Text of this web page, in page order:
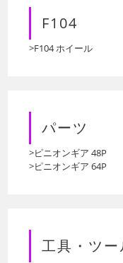
F104
>F104 ホイール
パーツ
>ピニオンギア 48P
>ピニオンギア 64P
工具・ツー